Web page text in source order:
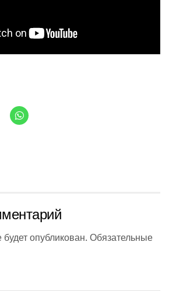
опубликован. Обязательные